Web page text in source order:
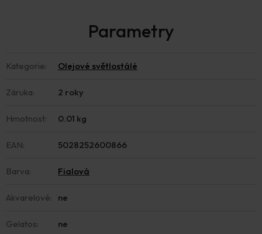
Kategorie: Olejové světlostálé
Záruka: 2 roky
Hmotnost: 0.01 kg
EAN: 5028252600866
Barva: Fialová
Akvarelové: ne
Gelatos: ne